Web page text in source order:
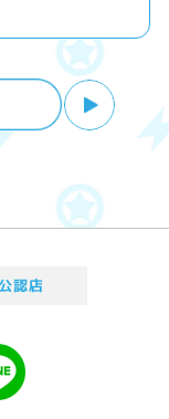
認店